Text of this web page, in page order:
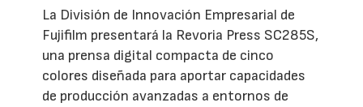
La División de Innovación Empresarial de
Fujifilm presentará la Revoria Press SC285S,
una prensa digital compacta de cinco
colores diseñada para aportar capacidades
de producción avanzadas a entornos de